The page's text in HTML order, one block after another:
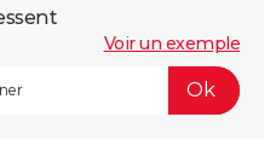
Voir un exemple